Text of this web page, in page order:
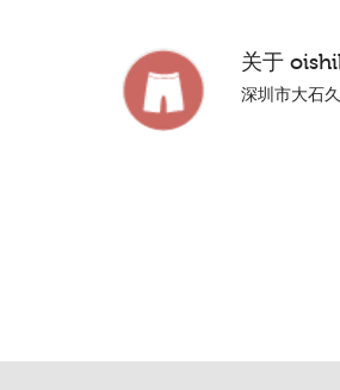
关于
深圳市大石